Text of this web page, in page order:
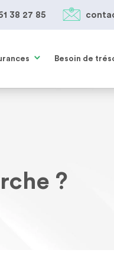
38 27 85
Besoin de
?